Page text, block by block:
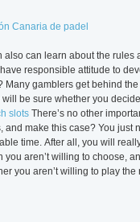
Canaria de padel
can learn about the rules
responsible attitude to
gamblers get behind
be sure whether you
slots There’s no other
and make this case? You
time. After all, you will
aren’t willing to choose,
you aren’t willing to play